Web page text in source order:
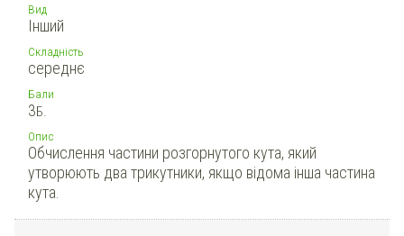
Вид
Інший
Складність
середнє
Бали
3Б.
Опис
Обчислення частини розгорнутого кута, який
утворюють два трикутники, якщо відома інша частина
кута.